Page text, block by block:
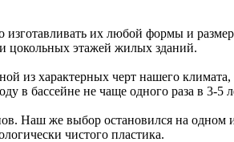
их любой формы и
цокольных этажей жилых зданий.
из характерных черт нашего
в бассейне не чаще одного раза в 3-5
Наш же выбор остановился на
чистого пластика.